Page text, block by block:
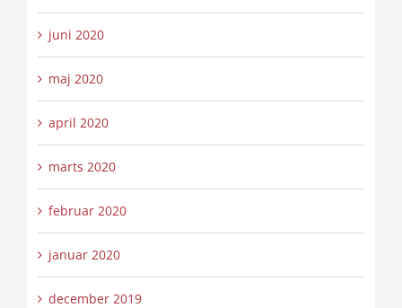
juni 2020
maj 2020
april 2020
marts 2020
februar 2020
januar 2020
december 2019